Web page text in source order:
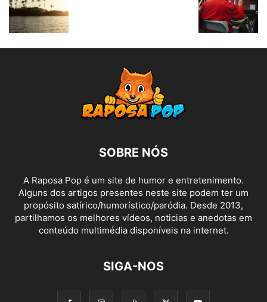
SOBRE NÓS
A Raposa Pop é um site de humor e entretenimento.
Alguns dos artigos presentes neste site podem ter um
propósito satírico/humorístico/paródia. Desde 2013,
partilhamos os melhores vídeos, noticias e anedotas em
conteúdo multimédia disponíveis na internet.
SIGA-NOS